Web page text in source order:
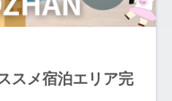
スメ宿泊エリア完